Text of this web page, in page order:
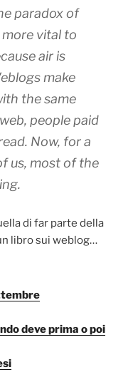
paradox of
vital to
air is
make
the same
people paid
Now, for a
us, most of the
di far parte della
libro sui weblog…
deve prima o poi